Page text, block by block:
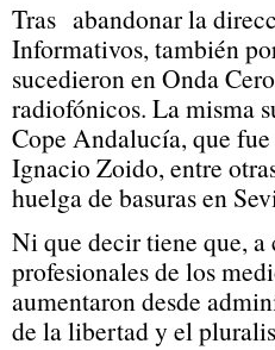
Tras abandonar la
Informativos, también
sucedieron en Onda
radiofónicos. La misma
Cope Andalucía, que
Ignacio Zoido, entre
huelga de basuras en
Ni que decir tiene que, a
profesionales de los
aumentaron desde
de la libertad y el